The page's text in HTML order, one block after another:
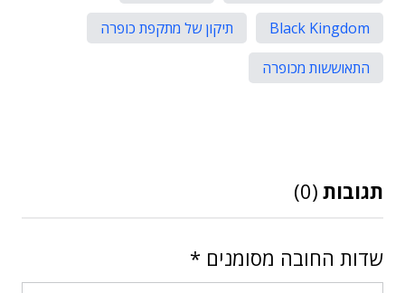
Black Kingdom
תיקון של מתקפת כופרה
התאוששות מכופרה
תגובות (0)
שדות החובה מסומנים *